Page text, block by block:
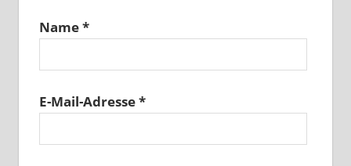
Name*
E-Mail-Adresse*